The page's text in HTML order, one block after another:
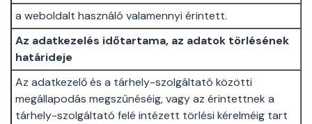
a weboldalt használó valamennyi érintett.
Az adatkezelés időtartama, az adatok törlésének
határideje
Az adatkezelő és a tárhely-szolgáltató közötti
megállapodás megszűnéséig, vagy az érintettnek a
tárhely-szolgáltató felé intézett törlési kérelméig tart